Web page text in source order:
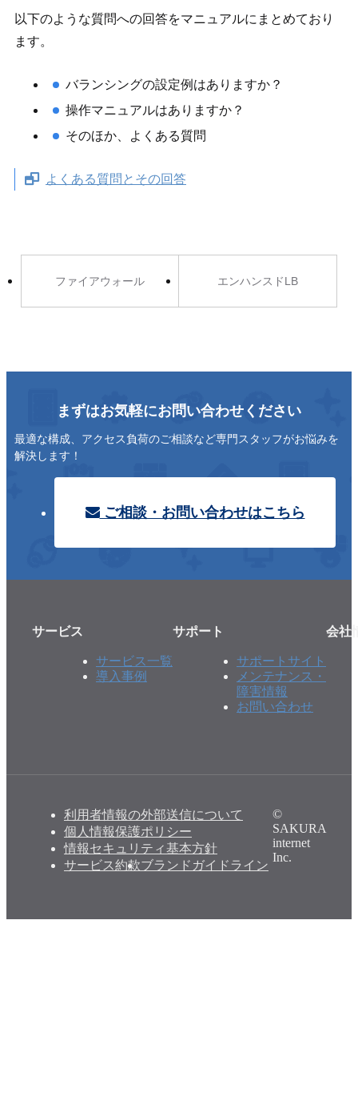
以下のような質問への回答をマニュアルにまとめており
ます。
バランシングの設定例はありますか？
操作マニュアルはありますか？
そのほか、よくある質問
よくある質問とその回答
ファイアウォール エンハンスドLB
まずはお気軽にお問い合わせください
最適な構成、アクセス負荷のご相談など専門スタッフがお悩みを
解決します！
ご相談・お問い合わせはこちら
サービス
サービス一覧
導入事例
サポート
サポートサイト
メンテナンス・
障害情報
お問い合わせ
会社
利用者情報の外部送信について
個人情報保護ポリシー
情報セキュリティ基本方針
サービス約款ブランドガイドライン
©
SAKURA
internet
Inc.